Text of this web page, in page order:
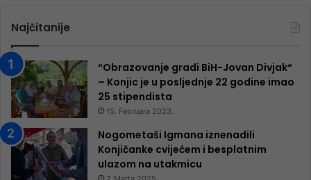
Najčitanije
“Obrazovanje gradi BiH-Jovan Divjak“
– Konjic je u posljednje 22 godine imao
25 ​​stipendista
15. Februara 2023.
Nogometaši Igmana iznenadili
Konjičanke cvijećem i besplatnim
ulazom na utakmicu